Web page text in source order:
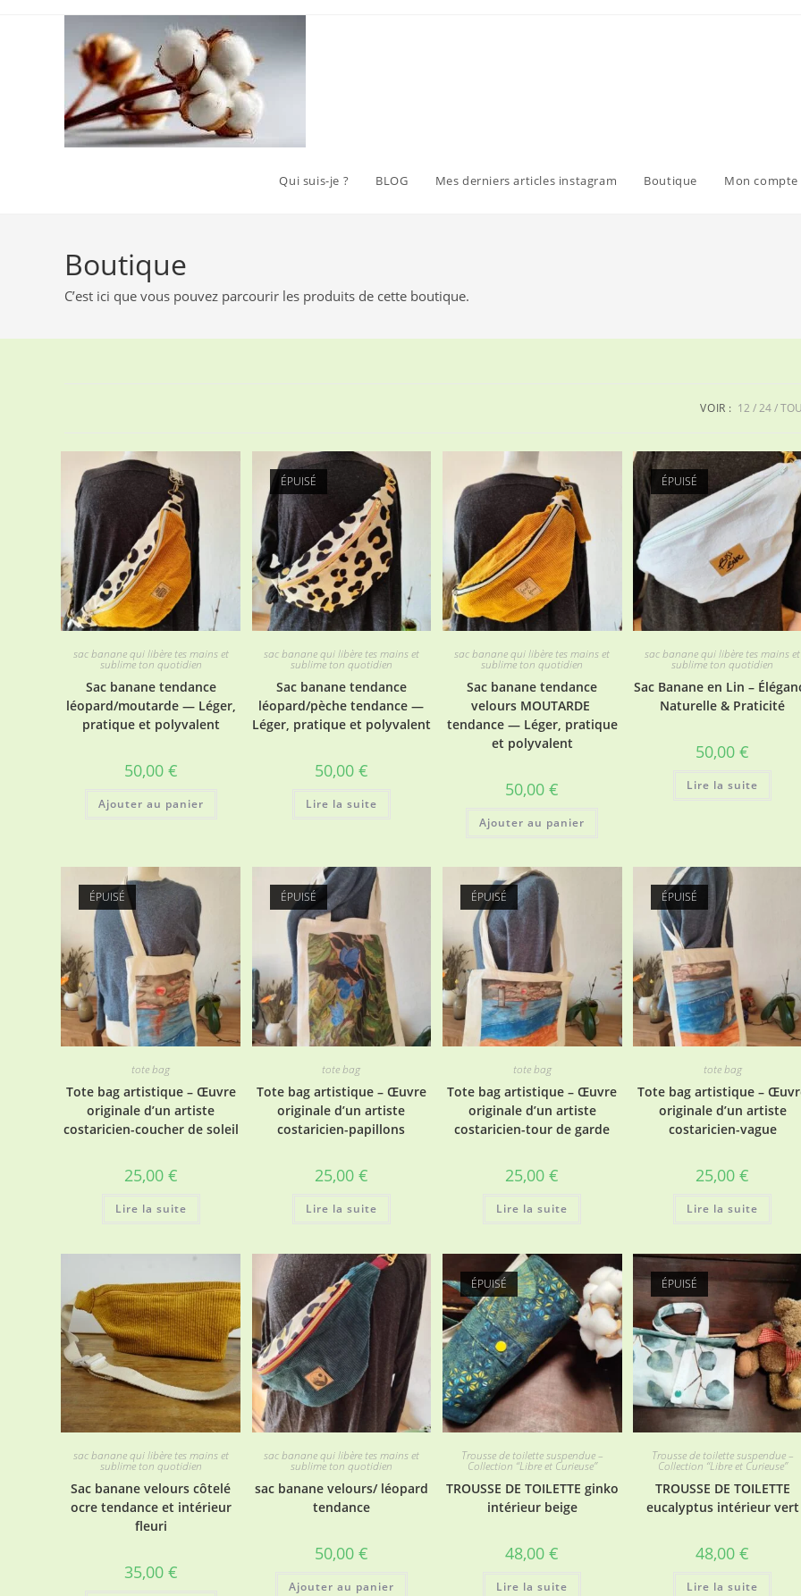
Qui suis-je ? BLOG Mes derniers articles instagram Boutique Mon compte
Boutique
C’est ici que vous pouvez parcourir les produits de cette boutique.
VOIR : 12 24
sac banane qui libère tes mains et
sublime ton quotidien
Sac banane tendance
léopard/moutarde — Léger,
pratique et polyvalent
50,00 €
Ajouter au panier
ÉPUISÉ
sac banane qui libère tes mains et
sublime ton quotidien
Sac banane tendance
léopard/pèche tendance —
Léger, pratique et polyvalent
50,00 €
Lire la suite
sac banane qui libère tes mains et
sublime ton quotidien
Sac banane tendance
velours MOUTARDE
tendance — Léger, pratique
et polyvalent
50,00€
Ajouter au panier
ÉPUISÉ
sac banane qui libère tes mains et
sublime ton quotidien
Sac Banane en Lin –
Naturelle & Praticité
50,00€
Lire la suite
ÉPUISÉ
tote bag
Tote bag artistique – Œuvre
originale d’un artiste
costaricien-coucher de soleil
25,00 €
Lire la suite
ÉPUISÉ
tote bag
Tote bag artistique – Œuvre
originale d’un artiste
costaricien-papillons
25,00 €
Lire la suite
ÉPUISÉ
tote bag
Tote bag artistique – Œuvre
originale d’un artiste
costaricien-tour de garde
25,00€
Lire la suite
ÉPUISÉ
tote bag
Tote bag artistique –
originale d’un artiste
costaricien-vague
25,00€
Lire la suite
sac banane qui libère tes mains et
sublime ton quotidien
Sac banane velours côtelé
ocre tendance et intérieur
fleuri
35,00 €
sac banane qui libère tes mains et
sublime ton quotidien
sac banane velours/ léopard
tendance
50,00 €
Ajouter au panier
ÉPUISÉ
Trousse de toilette suspendue –
Collection “Libre et Curieuse”
TROUSSE DE TOILETTE ginko
intérieur beige
48,00€
Lire la suite
ÉPUISÉ
Trousse de toilette suspendue –
Collection “Libre et Curieuse”
TROUSSE DE TOILETTE
eucalyptus intérieur vert
48,00€
Lire la suite